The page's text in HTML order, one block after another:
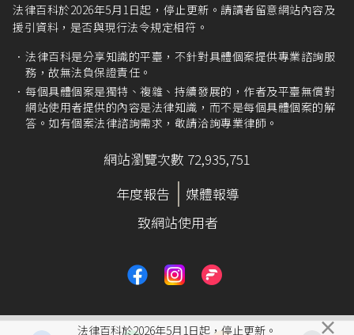
法律百科於2026年5月1日起，停止更新。請讀者留意網站內容及
援引資料，是否與現行法令規定相符。
法律百科是分享知識的平臺，不針對具體個案提供專業諮詢服
務，故無法負保證責任。
每個具體個案是獨特、複雜、持續發展的，作者及平臺無償對
網站使用者提供的內容是法律知識，而不是每個具體個案的解
答。如有個案法律諮詢需求，敬請洽詢專業律師。
網站瀏覽次數 72,935,751
年度報告
媒體報導
致網站使用者
法律百科於2026年5月1日起，停止更新。 ×